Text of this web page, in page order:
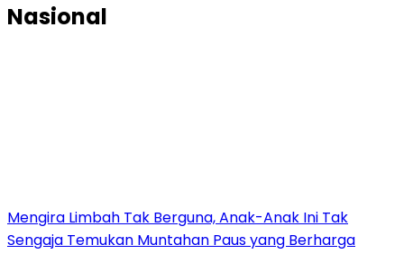
Nasional
Mengira Limbah Tak Berguna, Anak-Anak Ini Tak
Sengaja Temukan Muntahan Paus yang Berharga